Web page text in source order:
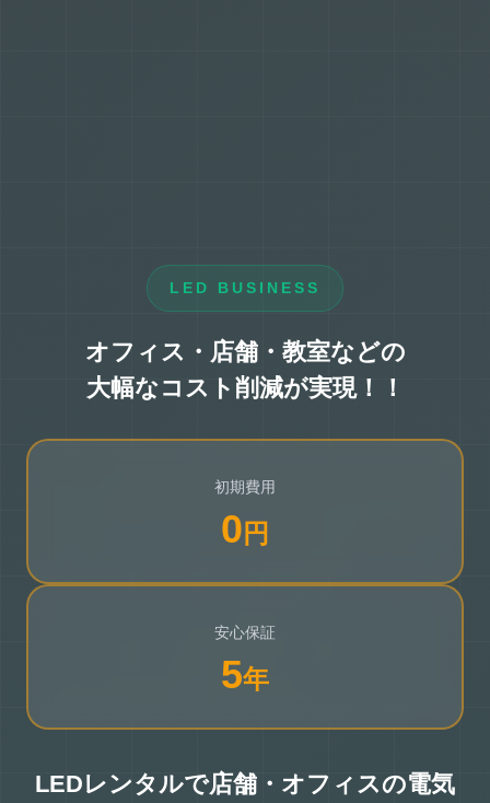
LED BUSINESS
オフィス・店舗・教室などの
大幅なコスト削減が実現！！
初期費用
0 円
安心保証
5年
LEDレンタルで店舗・オフィスの電気